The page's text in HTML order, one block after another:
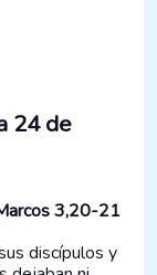
24 de
3,20-21
discípulos y